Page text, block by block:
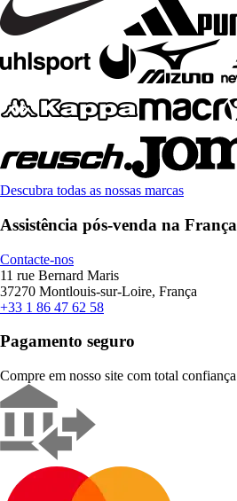
Descubra todas as nossas marcas
Assistência pós-venda na França
Contacte-nos
11 rue Bernard Maris
37270 Montlouis-sur-Loire, França
+33 1 86 47 62 58
Pagamento seguro
Compre em nosso site com total confiança